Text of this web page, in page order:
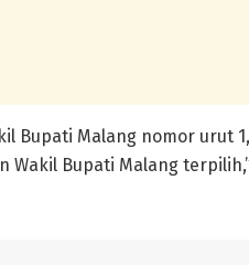
Bupati Malang nomor urut
Bupati Malang